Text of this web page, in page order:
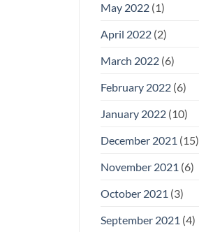
May 2022(1)
April 2022(2)
March 2022(6)
February 2022(6)
January 2022(10)
December 2021 (15)
November 2021 (6)
October 2021 (3)
September 2021 (4)